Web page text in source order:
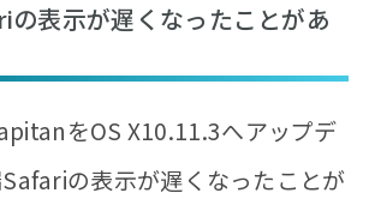
表示が遅くなったことがあ
をOS X10.11.3へアップデ
の表示が遅くなったことが